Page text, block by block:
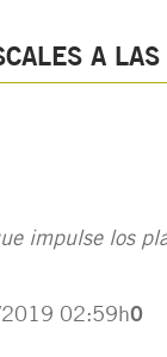
A
impulse los
2019 02:59h0